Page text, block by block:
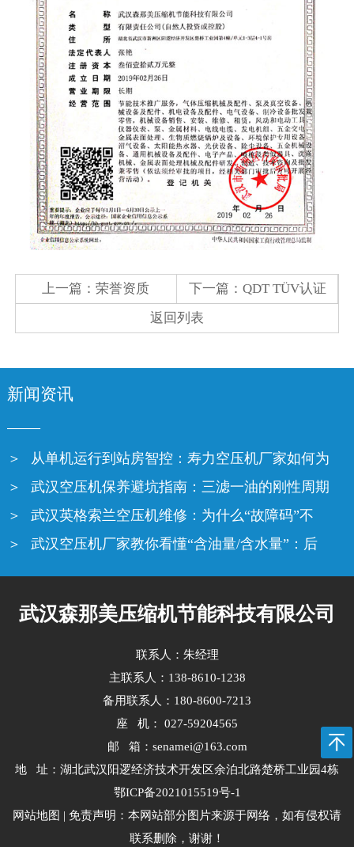
上一篇：荣誉资质 下一篇： QDT TÜV认证
返回列表
新闻资讯
从单机运行到站房智控：寿力空压机厂家如何为
武汉空压机保养避坑指南：三滤一油的刚性周期
武汉英格索兰空压机维修：为什么“故障码”不
武汉空压机厂家教你看懂“含油量/含水量”：后
武汉森那美压缩机节能科技有限公司
联系人：朱经理
主联系人：138-8610-1238
备用联系人：180-8600-7213
座 机： 027-59204565
邮 箱：senamei@163.com
地 址：湖北武汉阳逻经济技术开发区余泊北路楚桥工业园4栋
鄂ICP备2021015519号-1
网站地图 | 免责声明：本网站部分图片来源于网络，如有侵权请
联系删除，谢谢！